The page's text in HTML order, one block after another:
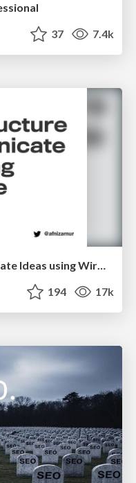
37 7.4k
Easily Structure & Communicate Ideas using Wireframe
194 17k